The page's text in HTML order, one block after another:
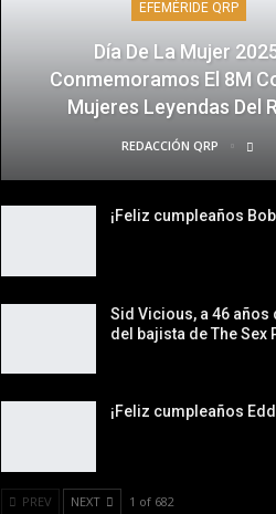
EFEMÉRIDE QRP
Día De La Mujer
Conmemoramos El 8M
Mujeres Leyendas Del
REDACCIÓN QRP
¡Feliz cumpleaños
Sid Vicious, a 46 años
del bajista de The Sex
¡Feliz cumpleaños
PREV NEXT 1 of 682